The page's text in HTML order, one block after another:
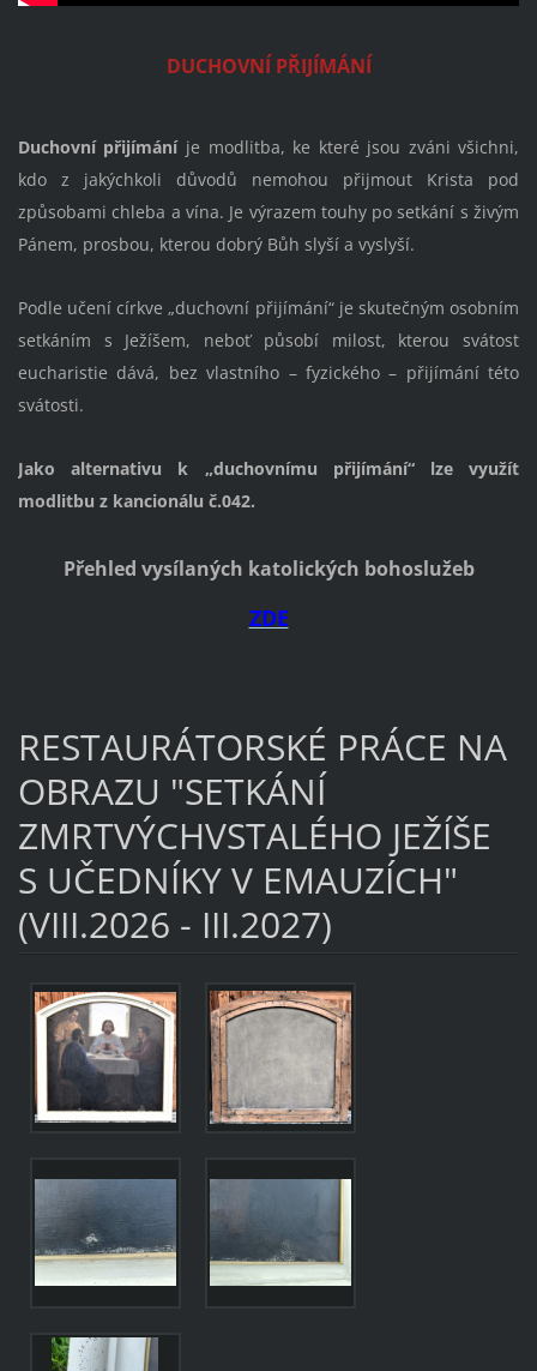
DUCHOVNÍ PŘIJÍMÁNÍ
Duchovní přijímáníje modlitba, ke které jsou zváni všichni,
kdo z jakýchkoli důvodů nemohou přijmout Krista pod
způsobami chleba a vína. Je výrazem touhy po setkání s živým
Pánem, prosbou, kterou dobrý Bůh slyší a vyslyší.
Podle učení církve „duchovní přijímání“ je skutečným osobním
setkáním s Ježíšem, neboť působí milost, kterou svátost
eucharistie dává, bez vlastního – fyzického – přijímání této
svátosti.
Jako alternativu k „duchovnímu přijímání“ lze využít
modlitbu z kancionálu č.042.
Přehled vysílaných katolických bohoslužeb
ZDE
RESTAURÁTORSKÉ PRÁCE NA
OBRAZU "SETKÁNÍ
ZMRTVÝCHVSTALÉHO JEŽÍŠE
S UČEDNÍKY V EMAUZÍCH"
(VIII.2026 - III.2027)